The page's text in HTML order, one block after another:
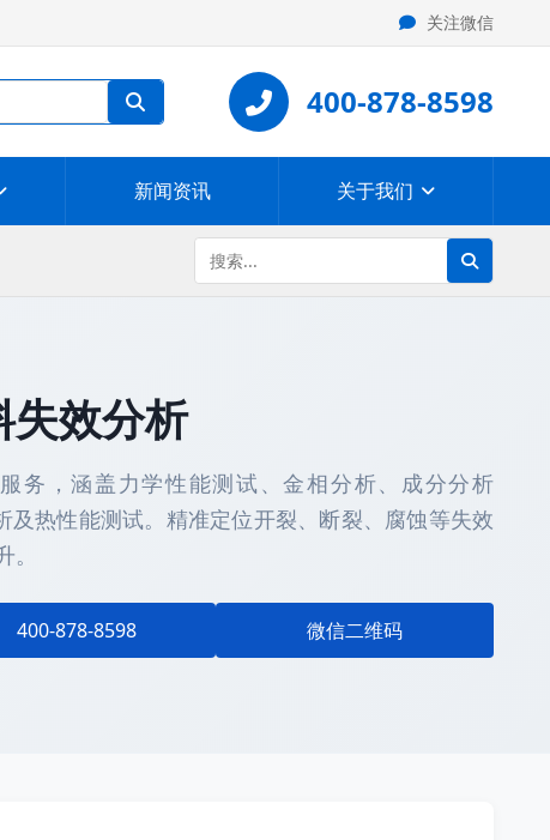
关注微信
400-878-8598
新闻资讯 关于我们
失效分析
务，涵盖力学性能测试、金相分析、成分分析
及热性能测试。精准定位开裂、断裂、腐蚀等失效
400-878-8598 微信二维码